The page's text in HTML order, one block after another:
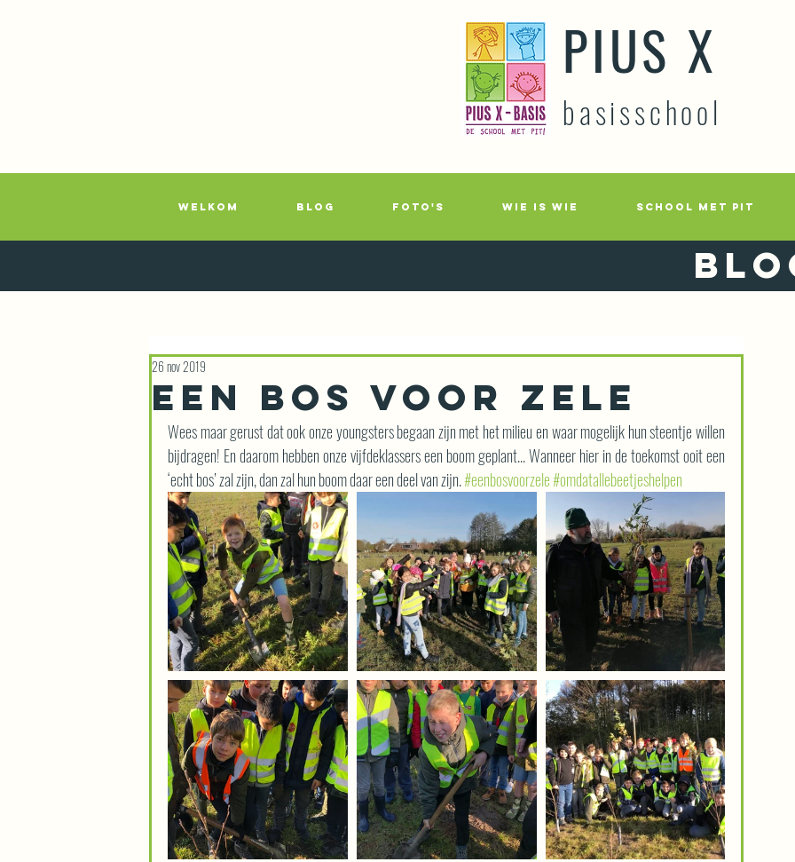
PIUS X
basisschool
WELKOM BLOG FOTO'S WIE IS WIE SCHOOL MET PIT
Een bos voor Zele
26 nov 2019
Wees maar gerust dat ook onze youngsters begaan zijn met het milieu en waar mogelijk hun steentje willen
bijdragen! En daarom hebben onze vijfdeklassers een boom geplant... Wanneer hier in de toekomst ooit een
‘echt bos’ zal zijn, dan zal hun boom daar een deel van zijn. #eenbosvoorzele#omdatallebeetjeshelpen